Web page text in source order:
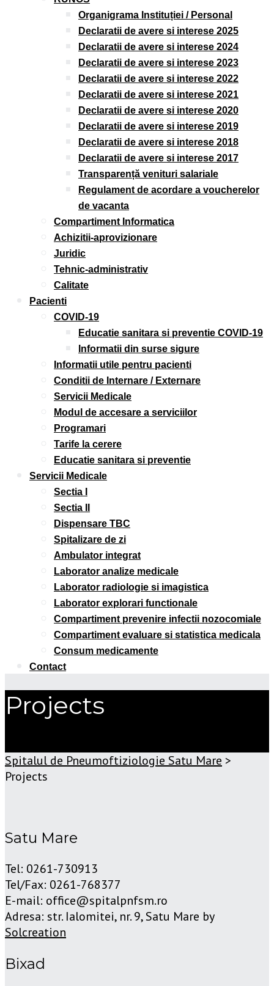
Organigrama Instituției / Personal
Declaratii de avere si interese 2025
Declaratii de avere si interese 2024
Declaratii de avere si interese 2023
Declaratii de avere si interese 2022
Declaratii de avere si interese 2021
Declaratii de avere si interese 2020
Declaratii de avere si interese 2019
Declaratii de avere si interese 2018
Declaratii de avere si interese 2017
Transparență venituri salariale
Regulament de acordare a voucherelor
de vacanta
Compartiment Informatica
Achizitii-aprovizionare
Juridic
Tehnic-administrativ
Calitate
Pacienti
COVID-19
Educatie sanitara si preventie COVID-19
Informatii din surse sigure
Informatii utile pentru pacienti
Conditii de Internare / Externare
Servicii Medicale
Modul de accesare a serviciilor
Programari
Tarife la cerere
Educatie sanitara si preventie
Servicii Medicale
Sectia I
Sectia II
Dispensare TBC
Spitalizare de zi
Ambulator integrat
Laborator analize medicale
Laborator radiologie si imagistica
Laborator explorari functionale
Compartiment prevenire infectii nozocomiale
Compartiment evaluare si statistica medicala
Consum medicamente
Contact
Projects
Spitalul de Pneumoftiziologie Satu Mare >
Projects
Satu Mare
Tel: 0261-730913
Tel/Fax: 0261-768377
E-mail: office@spitalpnfsm.ro
Adresa: str. Ialomitei, nr. 9, Satu Mare by
Solcreation
Bixad